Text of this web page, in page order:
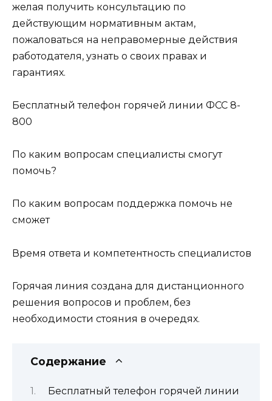
желая получить консультацию по
действующим нормативным актам,
пожаловаться на неправомерные действия
работодателя, узнать о своих правах и
гарантиях.
Бесплатный телефон горячей линии ФСС 8-
800
По каким вопросам специалисты смогут
помочь?
По каким вопросам поддержка помочь не
сможет
Время ответа и компетентность специалистов
Горячая линия создана для дистанционного
решения вопросов и проблем, без
необходимости стояния в очередях.
Содержание
Бесплатный телефон горячей линии